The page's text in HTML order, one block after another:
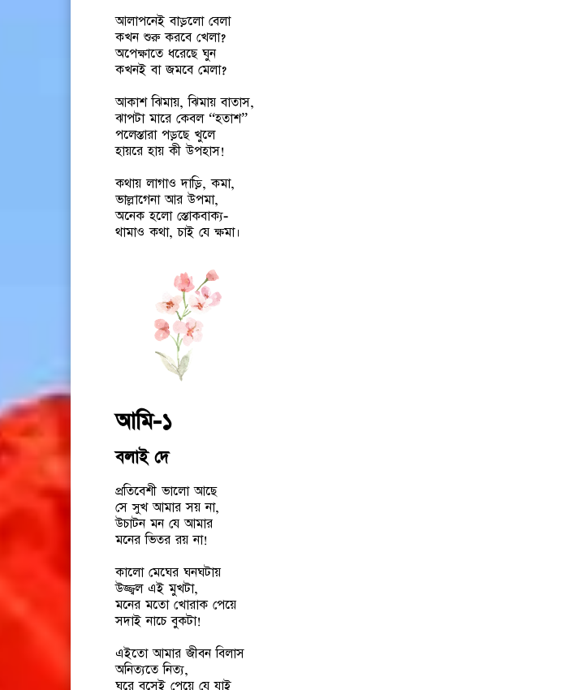
আলাপনেই বাড়লো বেলা
কখন শুরু করবে খেলা?
অপেক্ষাতে ধরেছে ঘুন
কখনই বা জমবে মেলা?
আকাশ ঝিমায়, ঝিমায় বাতাস,
ঝাপটা মারে কেবল “হতাশ”
পলেস্তারা পড়ছে খুলে
হায়রে হায় কী উপহাস!
কথায় লাগাও দাড়ি, কমা,
ভাল্লাগেনা আর উপমা,
অনেক হলো স্তোকবাক্য-
থামাও কথা, চাই যে ক্ষমা।
আমি-১
বলাই দে
প্রতিবেশী ভালো আছে
সে সুখ আমার সয় না,
উচাটন মন যে আমার
মনের ভিতর রয় না!
কালো মেঘের ঘনঘটায়
উজ্জ্বল এই মুখটা,
মনের মতো খোরাক পেয়ে
সদাই নাচে বুকটা!
এইতো আমার জীবন বিলাস
অনিত্যতে নিত্য,
ঘরে বসেই পেয়ে যে যাই